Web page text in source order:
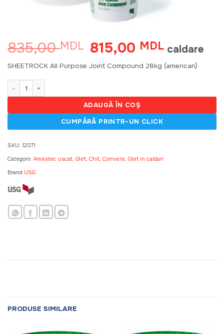
835,00MDL Prețul
inițial
a
815,00 MDLPrețul
curent
este:
caldare
SHEETROCK All Purpose Joint Compound 28kg (american)
ADAUGĂ ÎN COȘ
SKU: 12071
Categorii: Amestec uscat, Glet, Chit, Corniere, Glet in caldari
Brand USG
PRODUSE SIMILARE